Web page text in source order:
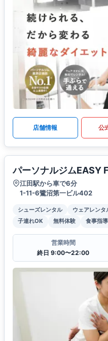
店舗情報 公
パーソナルジムEASY
江田駅から車で6分
1-11-6鷺沼第一ビル402
シューズレンタル ウェアレンタ
子連れOK
無料体験 食事指導
営業時間
終日 9:00〜22:00